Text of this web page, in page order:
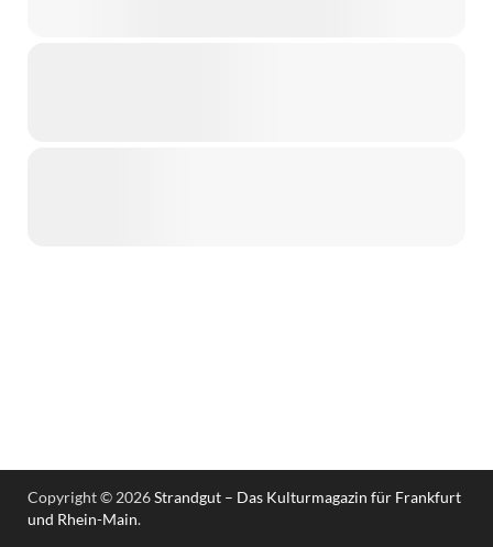
Copyright © 2026Strandgut – Das Kulturmagazin für Frankfurt
und Rhein-Main.